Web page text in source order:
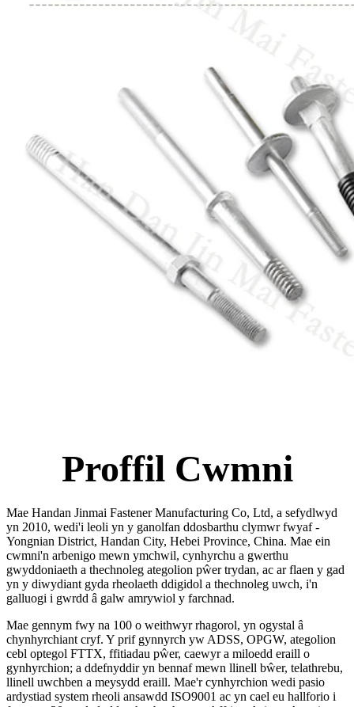
Proffil Cwmni
Mae Handan Jinmai Fastener Manufacturing Co, Ltd, a sefydlwyd
yn 2010, wedi'i leoli yn y ganolfan ddosbarthu clymwr fwyaf -
Yongnian District, Handan City, Hebei Province, China. Mae ein
cwmni'n arbenigo mewn ymchwil, cynhyrchu a gwerthu
gwyddoniaeth a thechnoleg ategolion pŵer trydan, ac ar flaen y gad
yn y diwydiant gyda rheolaeth ddigidol a thechnoleg uwch, i'n
galluogi i gwrdd â galw amrywiol y farchnad.
Mae gennym fwy na 100 o weithwyr rhagorol, yn ogystal â
chynhyrchiant cryf. Y prif gynnyrch yw ADSS, OPGW, ategolion
cebl optegol FTTX, ffitiadau pŵer, caewyr a miloedd eraill o
gynhyrchion; a ddefnyddir yn bennaf mewn llinell bŵer, telathrebu,
llinell uwchben a meysydd eraill. Mae'r cynhyrchion wedi pasio
ardystiad system rheoli ansawdd ISO9001 ac yn cael eu hallforio i